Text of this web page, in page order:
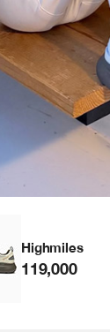
Highmiles
119,000